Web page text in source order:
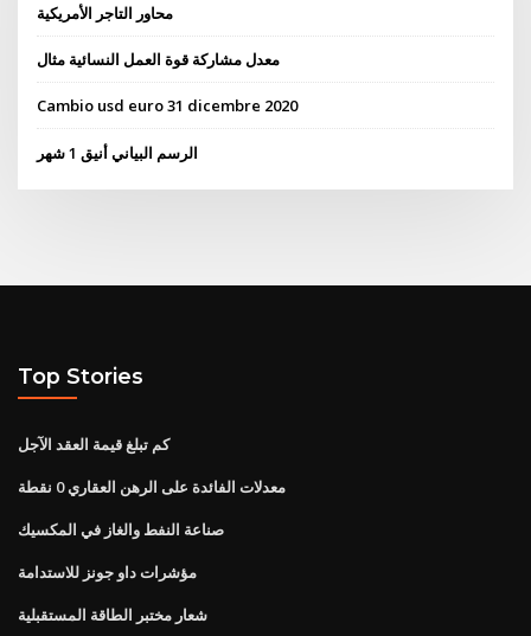
محاور التاجر الأمريكية
معدل مشاركة قوة العمل النسائية مثال
Cambio usd euro 31 dicembre 2020
الرسم البياني أنيق 1 شهر
Top Stories
كم تبلغ قيمة العقد الآجل
معدلات الفائدة على الرهن العقاري 0 نقطة
صناعة النفط والغاز في المكسيك
مؤشرات داو جونز للاستدامة
شعار مختبر الطاقة المستقبلية